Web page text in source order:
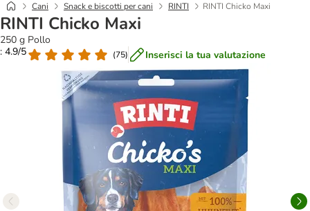
Cani Snack e biscotti per cani RINTI RINTI Chicko Maxi
RINTI Chicko Maxi
250 g Pollo
: 4.9/5
(75) Inserisci la tua valutazione